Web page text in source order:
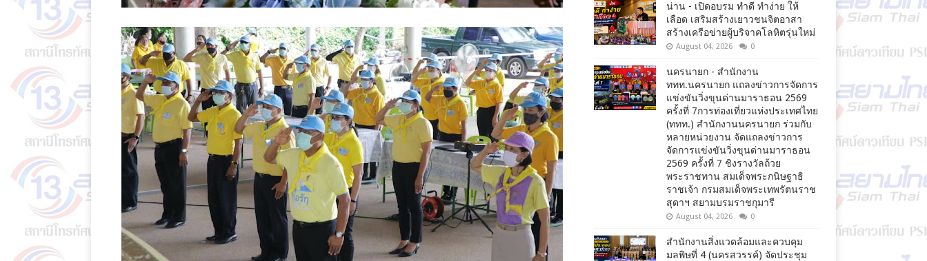
น่าน - เปิดอบรม ทำดี ทำง่าย ให้
เลือด เสริมสร้างเยาวชนจิตอาสา
สร้างเครือข่ายผู้บริจาคโลหิตรุ่นใหม่
August 04, 2026 0
นครนายก - สำนักงาน
ททท.นครนายก แถลงข่าวการจัดการ
แข่งขันวิ่งขุนด่านมาราธอน 2569
ครั้งที่ 7การท่องเที่ยวแห่งประเทศไทย
(ททท.) สำนักงานนครนายก ร่วมกับ
หลายหน่วยงาน จัดแถลงข่าวการ
จัดการแข่งขันวิ่งขุนด่านมาราธอน
2569 ครั้งที่ 7 ชิงรางวัลถ้วย
พระราชทาน สมเด็จพระกนิษฐาธิ
ราชเจ้า กรมสมเด็จพระเทพรัตนราช
สุดาฯ สยามบรมราชกุมารี
August 04, 2026 0
สำนักงานสิ่งแวดล้อมและควบคุม
มลพิษที่ 4 (นครสวรรค์) จัดประชุม